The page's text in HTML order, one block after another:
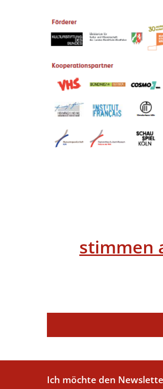
stimmen
Ich möchte den